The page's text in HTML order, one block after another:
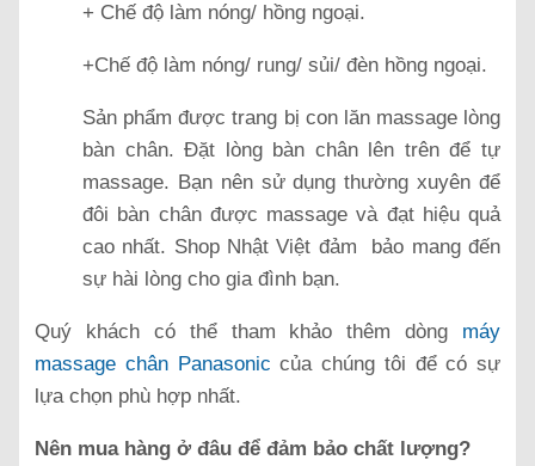
+ Chế độ làm nóng/ hồng ngoại.
+Chế độ làm nóng/ rung/ sủi/ đèn hồng ngoại.
Sản phẩm được trang bị con lăn massage lòng
bàn chân. Đặt lòng bàn chân lên trên để tự
massage. Bạn nên sử dụng thường xuyên để
đôi bàn chân được massage và đạt hiệu quả
cao nhất. Shop Nhật Việt đảm bảo mang đến
sự hài lòng cho gia đình bạn.
Quý khách có thể tham khảo thêm dòng máy
massage chân Panasonic của chúng tôi để có sự
lựa chọn phù hợp nhất.
Nên mua hàng ở đâu để đảm bảo chất lượng?